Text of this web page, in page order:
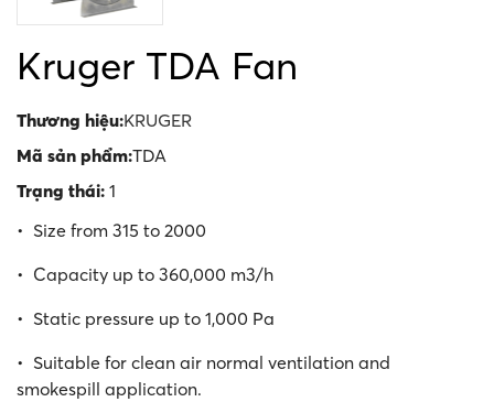
Kruger TDA Fan
Thương hiệu:KRUGER
Mã sản phẩm:TDA
Trạng thái: 1
• Size from 315 to 2000
• Capacity up to 360,000 m3/h
• Static pressure up to 1,000 Pa
• Suitable for clean air normal ventilation and
smokespill application.